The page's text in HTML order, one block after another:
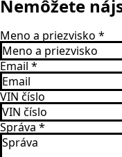
Nemôžete
Meno a priezvisko *
Email *
VIN číslo
Správa *